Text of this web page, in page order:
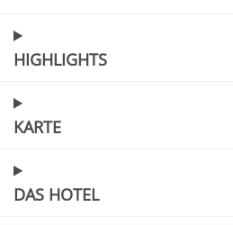
HIGHLIGHTS
KARTE
DAS HOTEL